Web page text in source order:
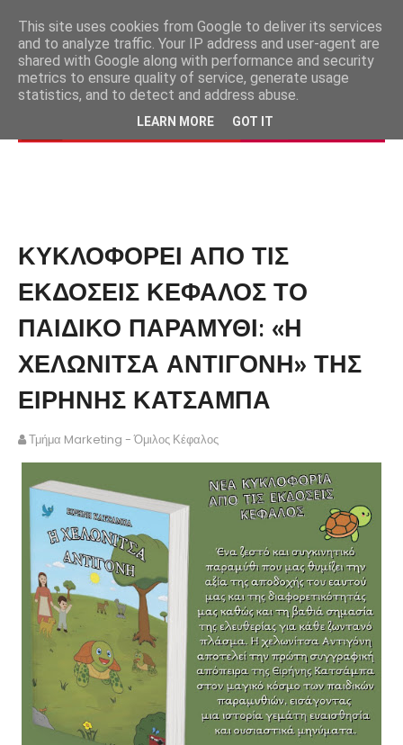
ΚΥΚΛΟΦΟΡΕΙ ΑΠΟ ΤΙΣ
ΕΚΔΟΣΕΙΣ ΚΕΦΑΛΟΣ ΤΟ
ΠΑΙΔΙΚΟ ΠΑΡΑΜΥΘΙ: «Η
ΧΕΛΩΝΙΤΣΑ ΑΝΤΙΓΟΝΗ» ΤΗΣ
ΕΙΡΗΝΗΣ ΚΑΤΣΑΜΠΑ
Τμήμα Marketing - Όμιλος Κέφαλος
This site uses cookies from Google to deliver its services
and to analyze traffic. Your IP address and user-agent are
shared with Google along with performance and security
metrics to ensure quality of service, generate usage
statistics, and to detect and address abuse.
LEARN MORE GOT IT